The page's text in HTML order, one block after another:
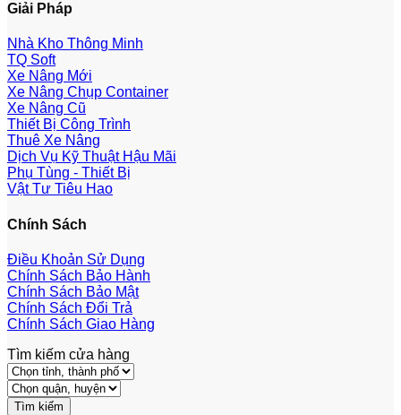
Giải Pháp
Nhà Kho Thông Minh
TQ Soft
Xe Nâng Mới
Xe Nâng Chụp Container
Xe Nâng Cũ
Thiết Bị Công Trình
Thuê Xe Nâng
Dịch Vụ Kỹ Thuật Hậu Mãi
Phụ Tùng - Thiết Bị
Vật Tư Tiêu Hao
Chính Sách
Điều Khoản Sử Dụng
Chính Sách Bảo Hành
Chính Sách Bảo Mật
Chính Sách Đổi Trả
Chính Sách Giao Hàng
Tìm kiếm cửa hàng